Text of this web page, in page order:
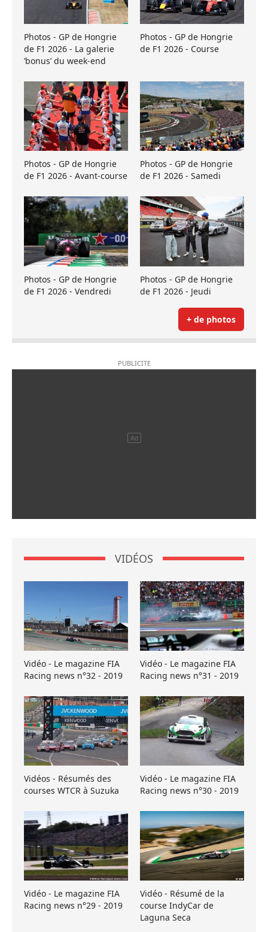
Photos - GP de Hongrie
de F1 2026 - La galerie
’bonus’ du week-end
Photos - GP de Hongrie
de F1 2026 - Course
Photos - GP de Hongrie
de F1 2026 - Avant-course
Photos - GP de Hongrie
de F1 2026 - Samedi
Photos - GP de Hongrie
de F1 2026 - Vendredi
Photos - GP de Hongrie
de F1 2026 - Jeudi
+ de photos
VIDÉOS
Vidéo - Le magazine FIA
Racing news n°32 - 2019
Vidéo - Le magazine FIA
Racing news n°31 - 2019
Vidéos - Résumés des
courses WTCR à Suzuka
Vidéo - Le magazine FIA
Racing news n°30 - 2019
Vidéo - Le magazine FIA
Racing news n°29 - 2019
Vidéo - Résumé de la
course IndyCar de
Laguna Seca